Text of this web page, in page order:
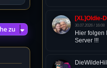
zu
[XL]Oldie-
30.07.2026 / 16:08
Hier folgen
Server !!!